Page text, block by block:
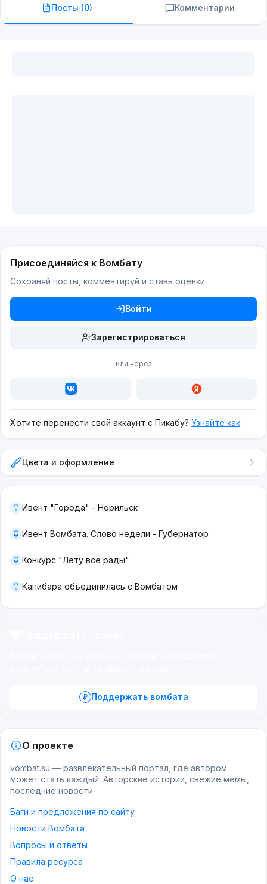
Посты (0) Комментарии
Присоединяйся к Вомбату
Сохраняй посты, комментируй и ставь оценки
Войти
Зарегистрироваться
или через
Хотите перенести свой аккаунт с Пикабу? Узнайте как
Цвета и оформление
Ивент "Города" - Норильск
Ивент Вомбата. Слово недели - Губернатор
Конкурс "Лету все рады"
Капибара объединилась с Вомбатом
Поддержать вомбата
О проекте
vombat.su — развлекательный портал, где автором
может стать каждый. Авторские истории, свежие мемы,
последние новости
Баги и предложения по сайту
Новости Вомбата
Вопросы и ответы
Правила ресурса
О нас